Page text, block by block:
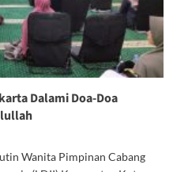
Dalami Doa-Doa
Wanita Pimpinan Cabang